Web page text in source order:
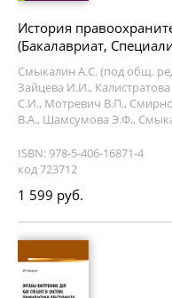
История
(Бакалавриат,
Смыкалин А.С. (под общ.
Зайцева И.И.,
С.И., Мотревич В.П.,
В.А., Шамсумова Э.Ф.,
ISBN: 978-5-406-16871-4
код 723712
1 599 руб.